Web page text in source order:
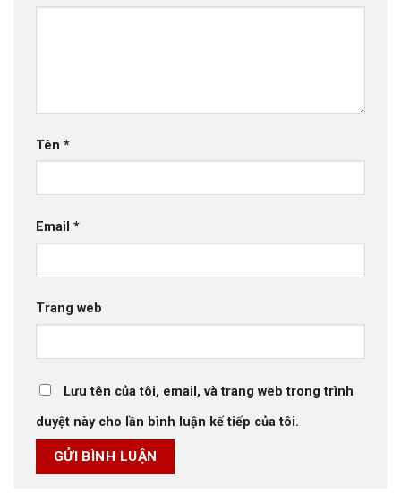
Tên *
Email *
Trang web
Lưu tên của tôi, email, và trang web trong trình
duyệt này cho lần bình luận kế tiếp của tôi.